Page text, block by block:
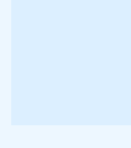
Bei JB Hüpfburgen
Qualität. Wir arbeiten
Materialien. Unsere
für Beratung sehr
mehr Infos über unser
die Vermietung von